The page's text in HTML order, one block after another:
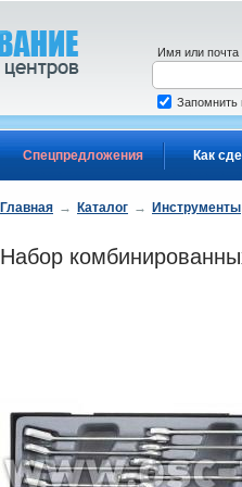
Спецпредложения Как
Имя или почта
Запомнить
Главная → Каталог → Инструменты
Набор